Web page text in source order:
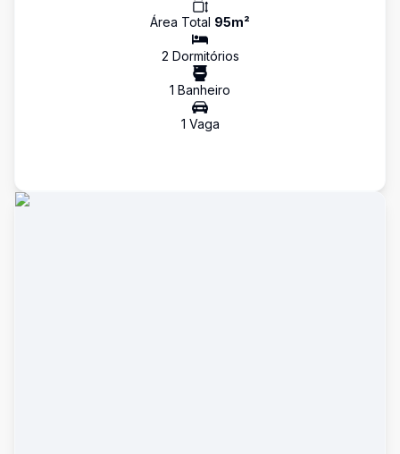
Área Total 95m²
2 Dormitórios
1 Banheiro
1 Vaga